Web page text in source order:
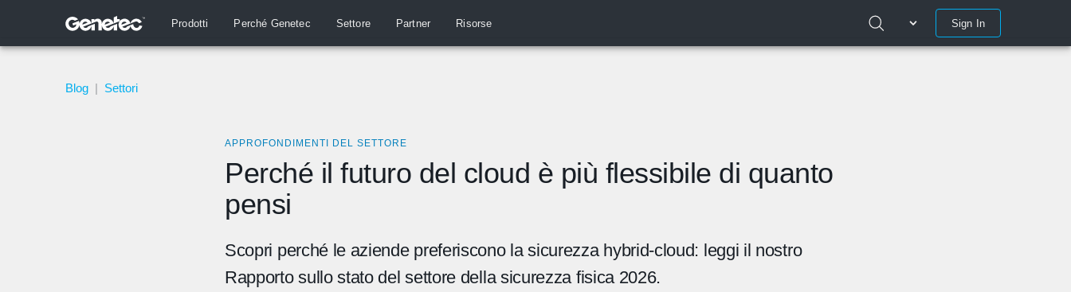
Prodotti Perché Genetec Settore Partner Risorse Sign In
Blog | Settori
APPROFONDIMENTI DEL SETTORE
Perché il futuro del cloud è più flessibile di quanto
pensi
Scopri perché le aziende preferiscono la sicurezza hybrid-cloud: leggi il nostro
Rapporto sullo stato del settore della sicurezza fisica 2026.